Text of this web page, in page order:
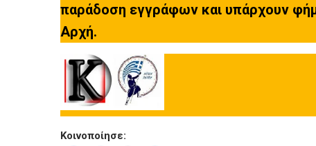
παράδοση εγγράφων και υπάρχουν
Αρχή.
Κοινοποίησε: